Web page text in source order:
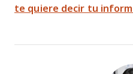
te quiere decir tu